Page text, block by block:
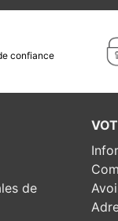
confiance
de